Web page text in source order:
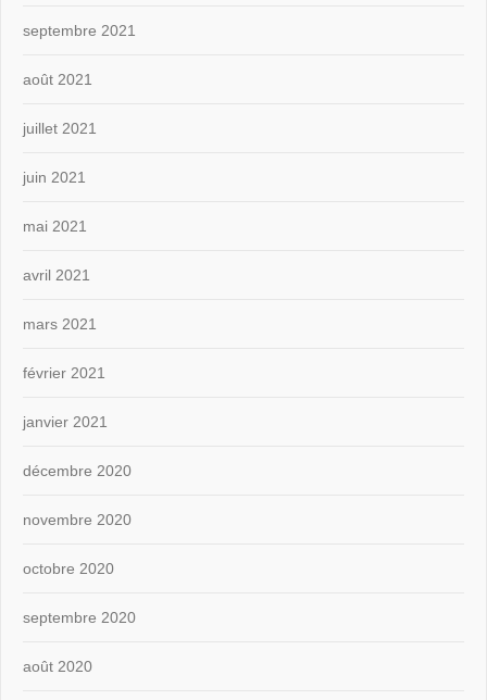
septembre 2021
août 2021
juillet 2021
juin 2021
mai 2021
avril 2021
mars 2021
février 2021
janvier 2021
décembre 2020
novembre 2020
octobre 2020
septembre 2020
août 2020